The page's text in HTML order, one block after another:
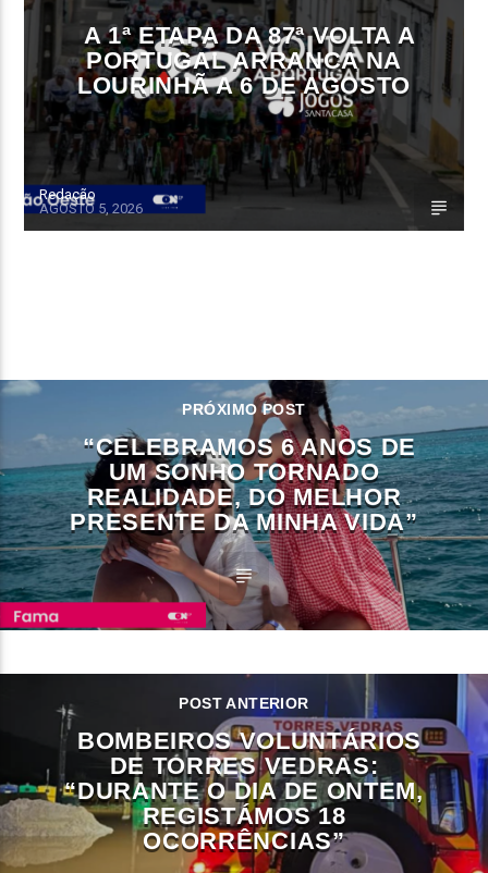
A 1ª ETAPA DA 87ª VOLTA A
PORTUGAL ARRANCA NA
LOURINHÃ A 6 DE AGOSTO
Redação
AGOSTO 5, 2026
PRÓXIMO POST
“CELEBRAMOS 6 ANOS DE
UM SONHO TORNADO
REALIDADE, DO MELHOR
PRESENTE DA MINHA VIDA”
POST ANTERIOR
BOMBEIROS VOLUNTÁRIOS
DE TORRES VEDRAS:
“DURANTE O DIA DE ONTEM,
REGISTÁMOS 18
OCORRÊNCIAS”